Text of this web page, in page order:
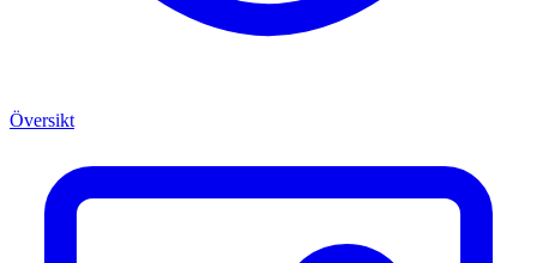
Översikt